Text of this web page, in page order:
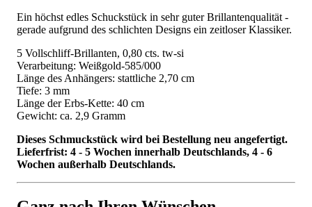
Ein höchst edles Schuckstück in sehr guter Brillantenqualität -
gerade aufgrund des schlichten Designs ein zeitloser Klassiker.
5 Vollschliff-Brillanten, 0,80 cts. tw-si
Verarbeitung: Weißgold-585/000
Länge des Anhängers: stattliche 2,70 cm
Tiefe: 3 mm
Länge der Erbs-Kette: 40 cm
Gewicht: ca. 2,9 Gramm
Dieses Schmuckstück wird bei Bestellung neu angefertigt.
Lieferfrist: 4 - 5 Wochen innerhalb Deutschlands, 4 - 6
Wochen außerhalb Deutschlands.